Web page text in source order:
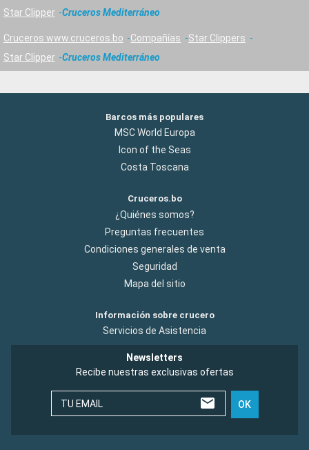
Star Clipper
Cruceros Mediterráneo
Cruceros www.cruceros.bo Compañías
Star Clippers
Star Clipper
Cruceros Mediterráneo
Barcos más populares
MSC World Europa
Icon of the Seas
Costa Toscana
Cruceros.bo
¿Quiénes somos?
Preguntas frecuentes
Condiciones generales de venta
Seguridad
Mapa del sitio
Información sobre crucero
Servicios de Asistencia
Newsletters
Recibe nuestras exclusivas ofertas
TU EMAIL OK